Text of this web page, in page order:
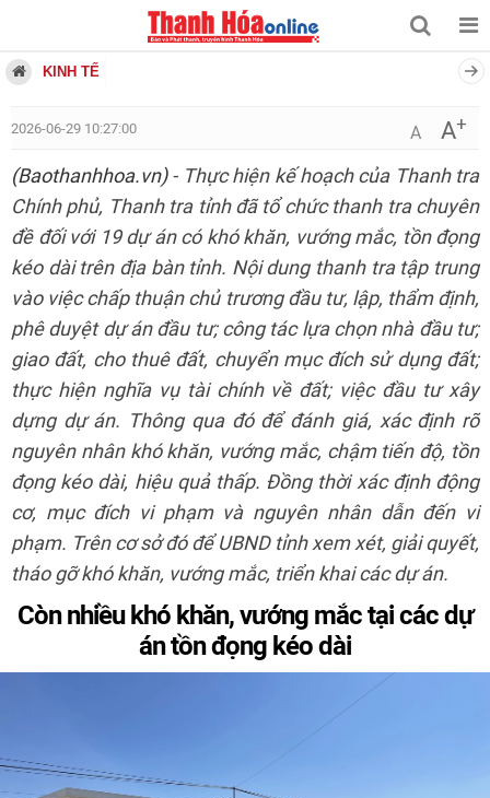
KINH TẾ
2026-06-29 10:27:00 A A+
(Baothanhhoa.vn)- Thực hiện kế hoạch của Thanh tra
Chính phủ, Thanh tra tỉnh đã tổ chức thanh tra chuyên
đề đối với 19 dự án có khó khăn, vướng mắc, tồn đọng
kéo dài trên địa bàn tỉnh. Nội dung thanh tra tập trung
vào việc chấp thuận chủ trương đầu tư, lập, thẩm định,
phê duyệt dự án đầu tư; công tác lựa chọn nhà đầu tư;
giao đất, cho thuê đất, chuyển mục đích sử dụng đất;
thực hiện nghĩa vụ tài chính về đất; việc đầu tư xây
dựng dự án. Thông qua đó để đánh giá, xác định rõ
nguyên nhân khó khăn, vướng mắc, chậm tiến độ, tồn
đọng kéo dài, hiệu quả thấp. Đồng thời xác định động
cơ, mục đích vi phạm và nguyên nhân dẫn đến vi
phạm. Trên cơ sở đó để UBND tỉnh xem xét, giải quyết,
tháo gỡ khó khăn, vướng mắc, triển khai các dự án.
Còn nhiều khó khăn, vướng mắc tại các dự
án tồn đọng kéo dài